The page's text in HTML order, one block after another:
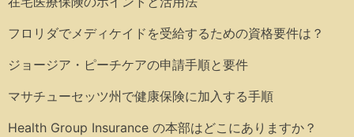
フロリダでメディケイドを受給するための資格要件は？
ジョージア・ピーチケアの申請手順と要件
マサチューセッツ州で健康保険に加入する手順
Health Group Insurance の本部はどこにありますか？